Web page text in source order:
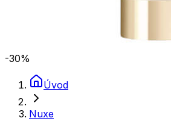
-30%
Úvod
Nuxe